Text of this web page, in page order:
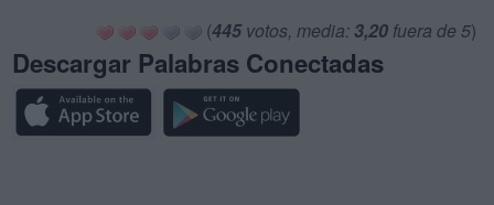
(445votos, media: 3,20 fuera de 5)
Descargar Palabras Conectadas